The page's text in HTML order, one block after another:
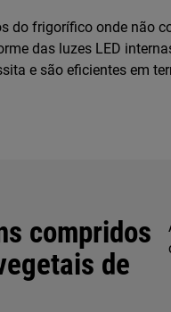
do frigorífico onde não
das luzes LED
e são eficientes em
compridos
de